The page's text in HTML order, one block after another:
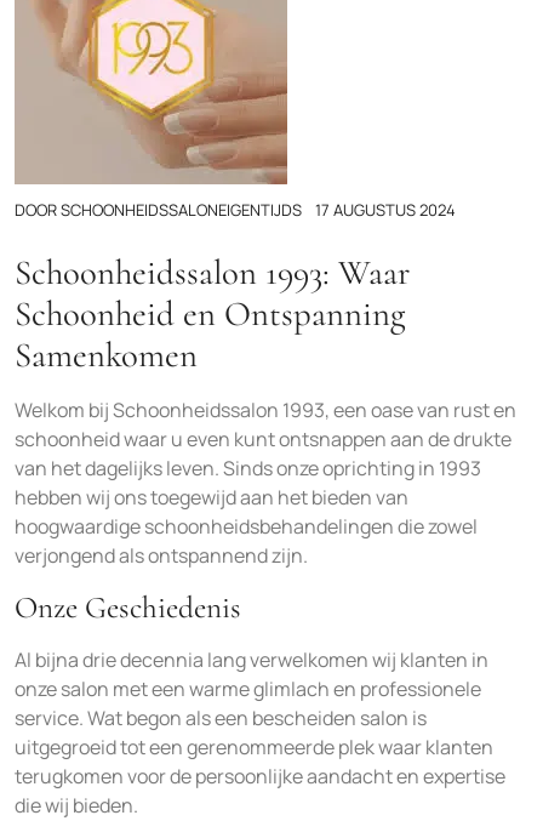
DOORSCHOONHEIDSSALONEIGENTIJDS 17 AUGUSTUS 2024
Schoonheidssalon 1993: Waar
Schoonheid en Ontspanning
Samenkomen
Welkom bij Schoonheidssalon 1993, een oase van rust en
schoonheid waar u even kunt ontsnappen aan de drukte
van het dagelijks leven. Sinds onze oprichting in 1993
hebben wij ons toegewijd aan het bieden van
hoogwaardige schoonheidsbehandelingen die zowel
verjongend als ontspannend zijn.
Onze Geschiedenis
Al bijna drie decennia lang verwelkomen wij klanten in
onze salon met een warme glimlach en professionele
service. Wat begon als een bescheiden salon is
uitgegroeid tot een gerenommeerde plek waar klanten
terugkomen voor de persoonlijke aandacht en expertise
die wij bieden.